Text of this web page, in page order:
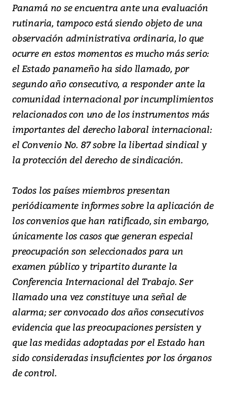
Panamá no se encuentra ante una evaluación
rutinaria, tampoco está siendo objeto de una
observación administrativa ordinaria, lo que
ocurre en estos momentos es mucho más serio:
el Estado panameño ha sido llamado, por
segundo año consecutivo, a responder ante la
comunidad internacional por incumplimientos
relacionados con uno de los instrumentos más
importantes del derecho laboral internacional:
el Convenio No. 87 sobre la libertad sindical y
la protección del derecho de sindicación.
Todos los países miembros presentan
periódicamente informes sobre la aplicación de
los convenios que han ratificado, sin embargo,
únicamente los casos que generan especial
preocupación son seleccionados para un
examen público y tripartito durante la
Conferencia Internacional del Trabajo. Ser
llamado una vez constituye una señal de
alarma; ser convocado dos años consecutivos
evidencia que las preocupaciones persisten y
que las medidas adoptadas por el Estado han
sido consideradas insuficientes por los órganos
de control.